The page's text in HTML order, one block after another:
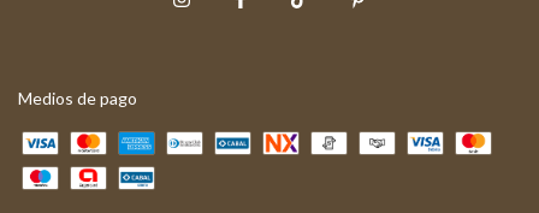
Medios de pago